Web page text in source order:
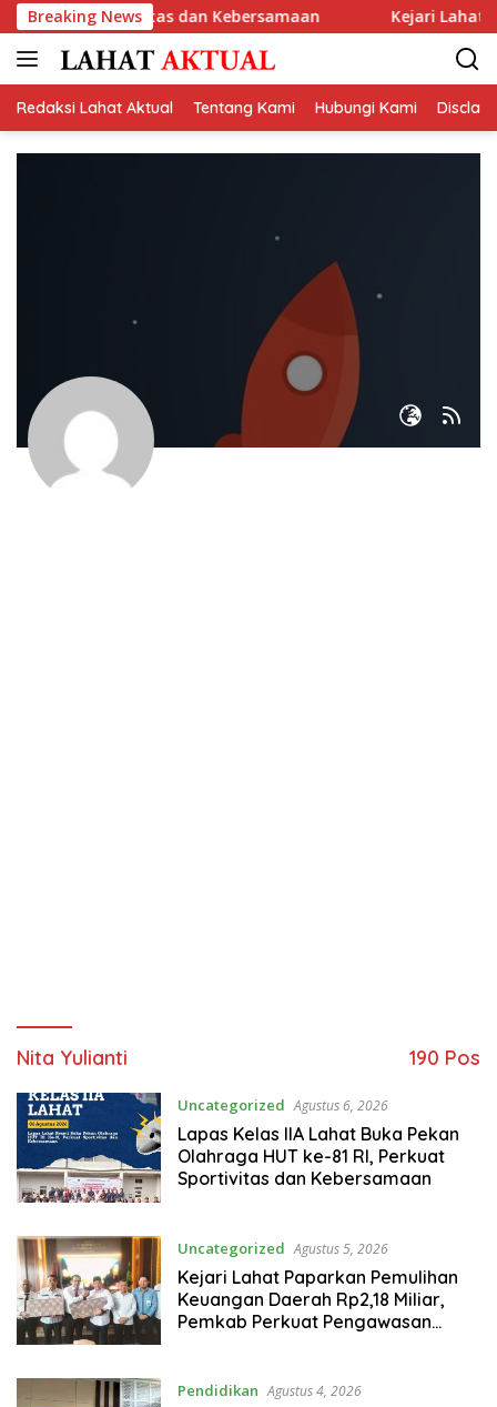
Langsung
ke
konten
Breaking News
Sportivitas dan Kebersamaan Kejari Lahat
Redaksi Lahat Aktual Tentang Kami Hubungi Kami
Nita Yulianti 190 Pos
Uncategorized Agustus 6, 2026
Lapas Kelas IIA Lahat Buka Pekan
Olahraga HUT ke-81 RI, Perkuat
Sportivitas dan Kebersamaan
Uncategorized Agustus 5, 2026
Kejari Lahat Paparkan Pemulihan
Keuangan Daerah Rp2,18 Miliar,
Pemkab Perkuat Pengawasan
Pendidikan Agustus 4, 2026